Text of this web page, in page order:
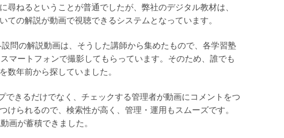
ねるということが普通でしたが、弊社のデジタル教材は、
の解説が動画で視聴できるシステムとなっています。
問の解説動画は、そうした講師から集めたもので、各学習塾
マートフォンで撮影してもらっています。そのため、誰でも
数年前から探していました。
きるだけでなく、チェックする管理者が動画にコメントをつ
られるので、検索性が高く、管理・運用もスムーズです。
画が蓄積できました。